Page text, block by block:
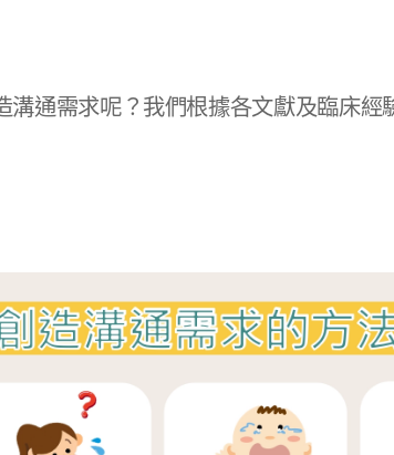
溝通需求呢？​我們根據各文獻及臨床經